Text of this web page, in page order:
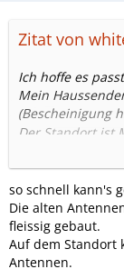
Zitat von
Ich hoffe es
Mein
(Bescheinigung
Der Standort ist
Antennen von
Telekom eNB ID
Kurioserweise
(Nov 24). In der
ein Vollausbau
und in der
so schnell kann's
Die alten
fleissig gebaut.
Auf dem Standort
Antennen.